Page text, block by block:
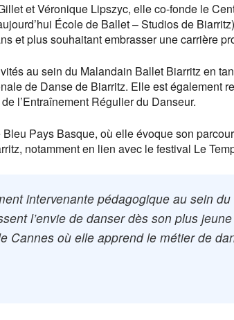
et Véronique Lipszyc, elle co-fonde le
École de Ballet – Studios de
et plus souhaitant embrasser une carrière
au sein du Malandain Ballet Biarritz en
de Danse de Biarritz. Elle est également
l’Entraînement Régulier du Danseur.
Pays Basque, où elle évoque son
notamment en lien avec le festival Le
intervenante pédagogique au sein
l’envie de danser dès son plus
Cannes où elle apprend le métier de